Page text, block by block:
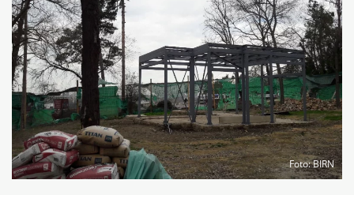
Foto: BIRN